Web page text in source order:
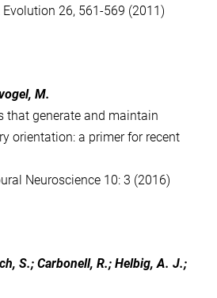
26, 561-569 (2011)
M.
that generate and maintain
orientation: a primer for recent
Neuroscience 10: 3 (2016)
S.; Carbonell, R.; Helbig, A. J.;